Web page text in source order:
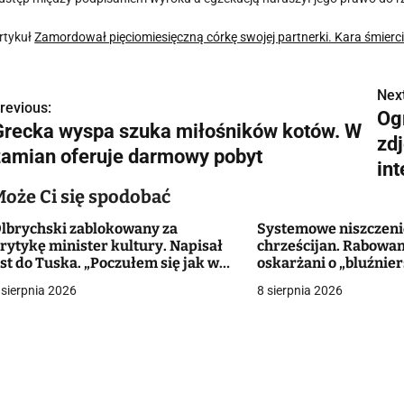
Zamordował pięciomiesięczną córkę swojej partnerki. Kara
wyspa szuka miłośników kotów. W
oferuje darmowy pobyt
Ci się spodobać
zablokowany za
minister kultury. Napisał
do Tuska. „Poczułem się jak w
totalitarnych”
2026
Systemowe
chrześcijan.
oskarżani o
8 sierpnia 2026